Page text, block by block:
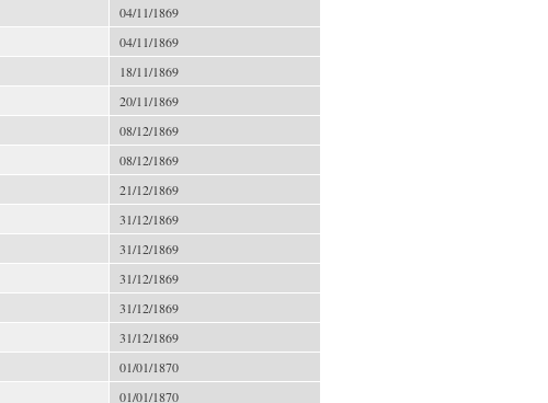
04/11/1869
04/11/1869
18/11/1869
20/11/1869
08/12/1869
08/12/1869
21/12/1869
31/12/1869
31/12/1869
31/12/1869
31/12/1869
31/12/1869
01/01/1870
01/01/1870